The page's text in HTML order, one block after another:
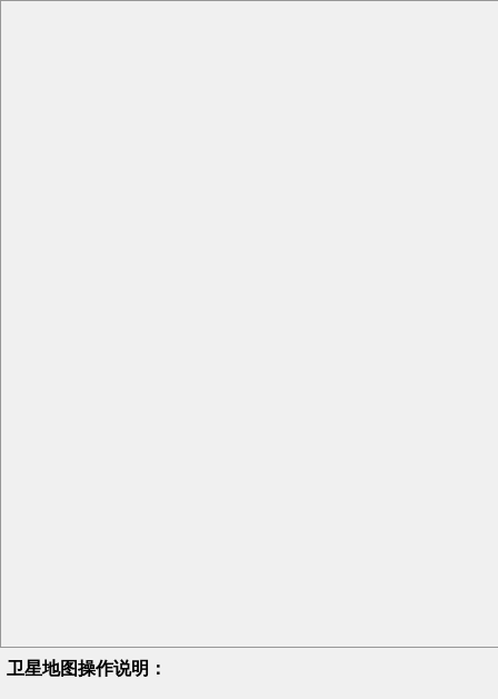
卫星地图操作说明：